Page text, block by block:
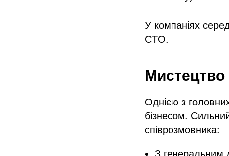
У компаніях
CTO.
Мистецтво
Однією з
бізнесом.
співрозмовника:
З генеральним